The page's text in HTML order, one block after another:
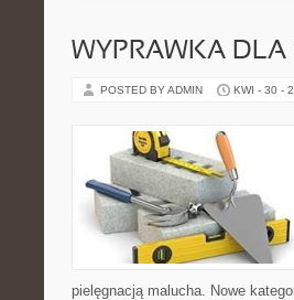
WYPRAWKA
POSTED BY ADMIN KWI - 30 -
pielęgnacją malucha. Nowe